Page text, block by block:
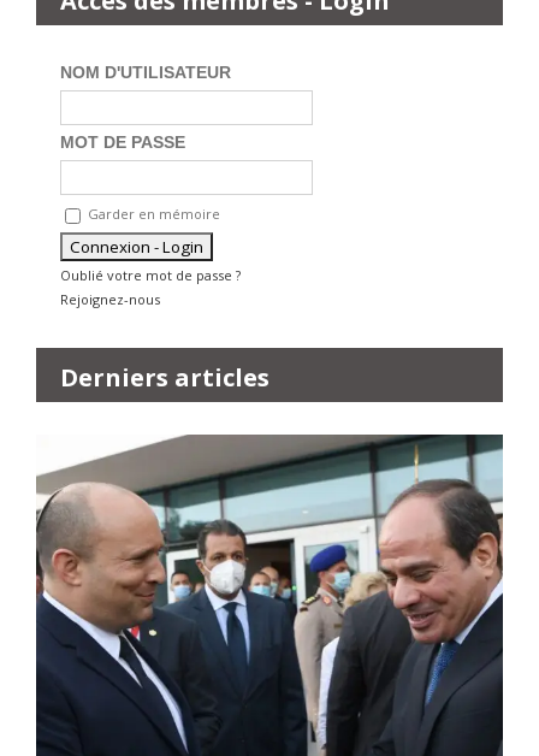
NOM D'UTILISATEUR
MOT DE PASSE
Garder en mémoire
Oublié votre mot de passe ?
Rejoignez-nous
Derniers articles